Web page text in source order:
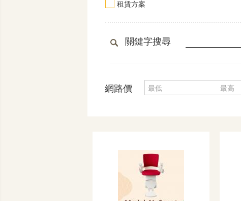
租賃方案
關鍵字搜尋
網路價